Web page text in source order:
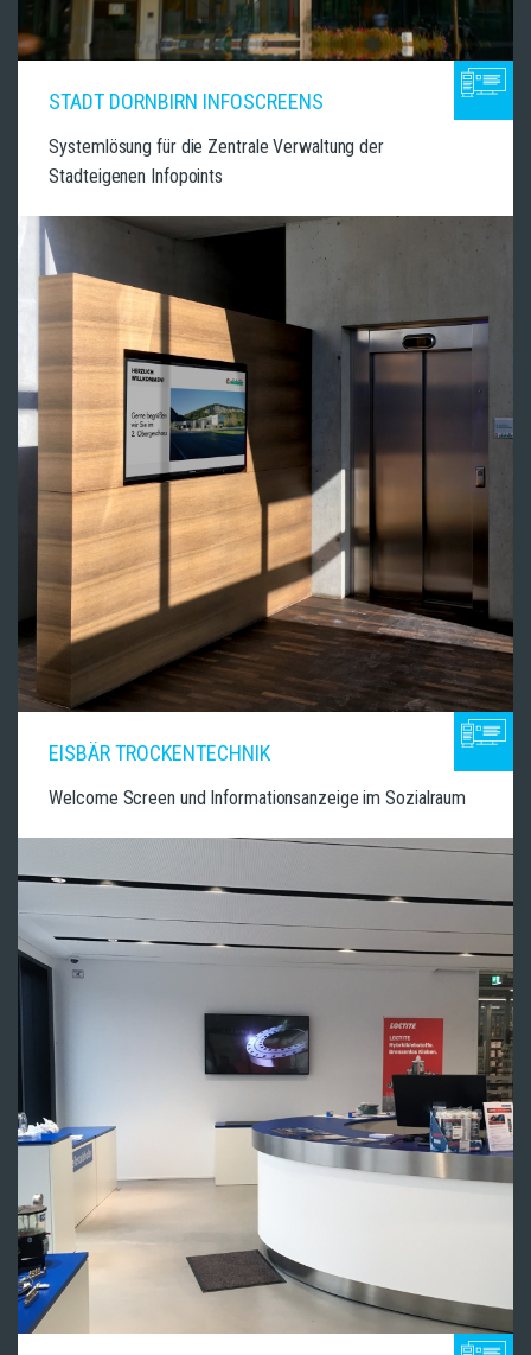
STADT DORNBIRN INFOSCREENS
Systemlösung für die Zentrale Verwaltung der
Stadteigenen Infopoints
EISBÄR TROCKENTECHNIK
Welcome Screen und Informationsanzeige im Sozialraum